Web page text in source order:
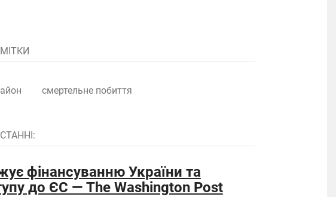
МІТКИ
смертельне побиття
фінансуванню України та
до ЄС — The Washington Post